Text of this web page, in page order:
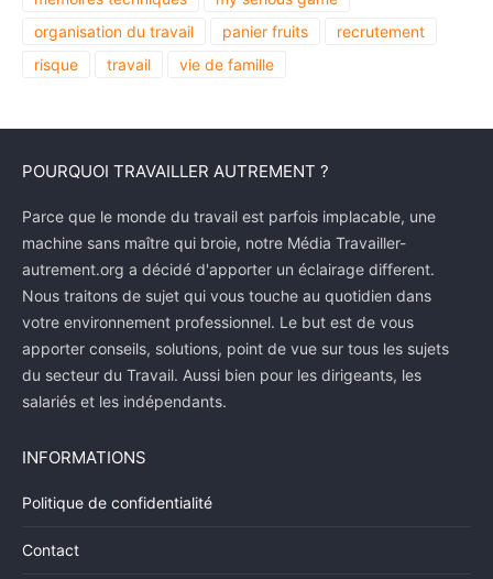
organisation du travail
panier fruits
recrutement
risque
travail vie de famille
POURQUOI TRAVAILLER AUTREMENT ?
Parce que le monde du travail est parfois implacable, une
machine sans maître qui broie, notre Média Travailler-
autrement.org a décidé d'apporter un éclairage different.
Nous traitons de sujet qui vous touche au quotidien dans
votre environnement professionnel. Le but est de vous
apporter conseils, solutions, point de vue sur tous les sujets
du secteur du Travail. Aussi bien pour les dirigeants, les
salariés et les indépendants.
INFORMATIONS
Politique de confidentialité
Contact